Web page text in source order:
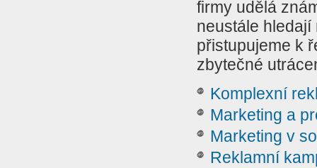
firmy udělá
neustále
přistupujeme k
zbytečné
Komplexní
Marketing a
Marketing v
Reklamní